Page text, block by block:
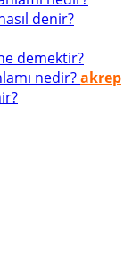
denir?
demektir?
nedir?akrep